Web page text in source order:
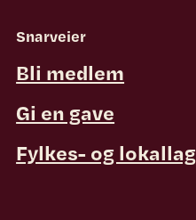
Snarveier
Bli medlem
Gi en gave
Fylkes- og lokallag